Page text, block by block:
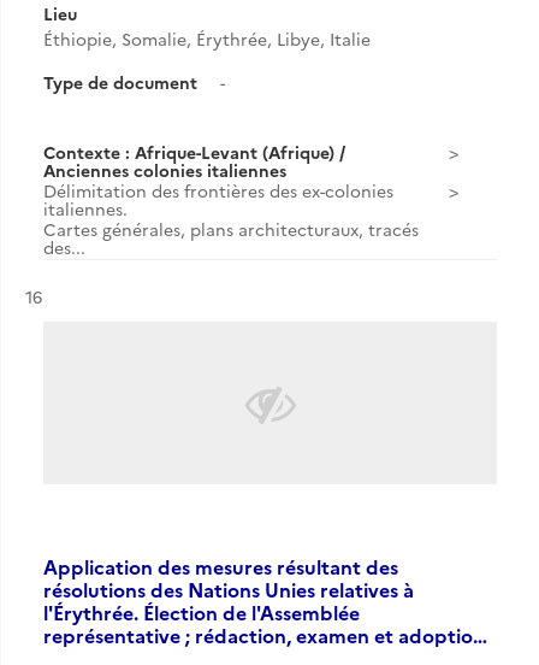
Lieu
Éthiopie, Somalie, Érythrée, Libye, Italie
Type de document
-
Contexte : Afrique-Levant (Afrique) /
Anciennes colonies italiennes
Délimitation des frontières des ex-colonies
italiennes.
Cartes générales, plans architecturaux, tracés
des...
Résultat n°
16
Application des mesures résultant des
résolutions des Nations Unies relatives à
l'Érythrée. Élection de l'Assemblée
représentative ; rédaction, examen et adoptio…